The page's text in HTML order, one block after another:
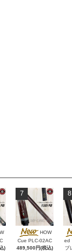
)
7
HOW
Cue PLC-02AC
489,500円(税込)
8
ed
ブ